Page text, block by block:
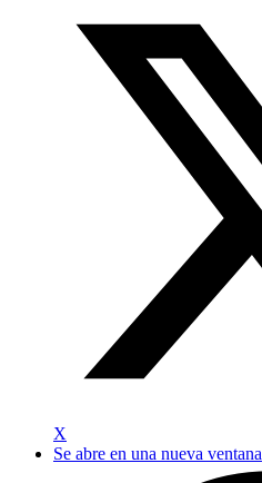
X
Se abre en una nueva ventana